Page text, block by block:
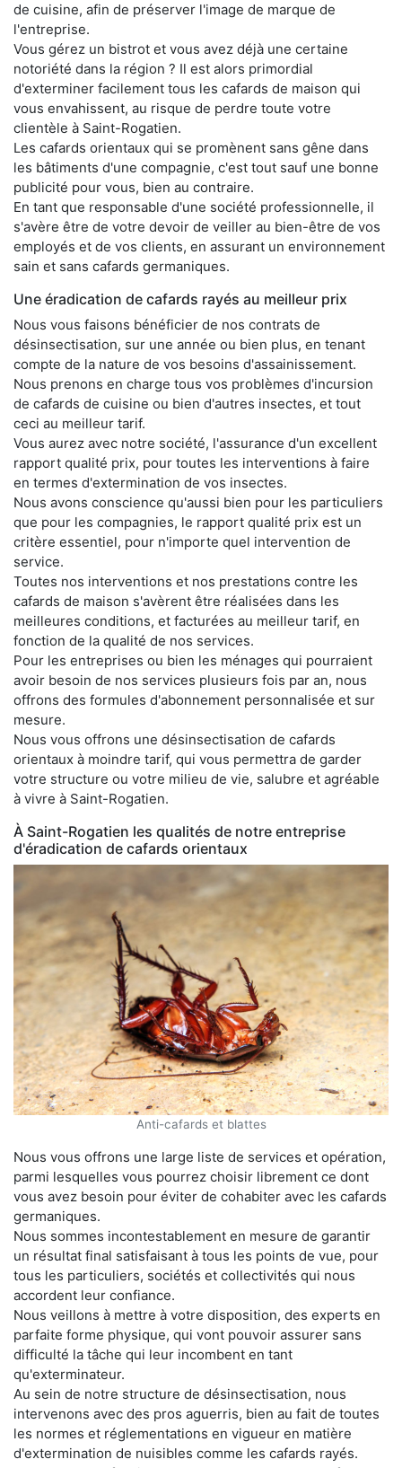
de cuisine, afin de préserver l'image de marque de
l'entreprise.
Vous gérez un bistrot et vous avez déjà une certaine
notoriété dans la région ? Il est alors primordial
d'exterminer facilement tous les cafards de maison qui
vous envahissent, au risque de perdre toute votre
clientèle à Saint-Rogatien.
Les cafards orientaux qui se promènent sans gêne dans
les bâtiments d'une compagnie, c'est tout sauf une bonne
publicité pour vous, bien au contraire.
En tant que responsable d'une société professionnelle, il
s'avère être de votre devoir de veiller au bien-être de vos
employés et de vos clients, en assurant un environnement
sain et sans cafards germaniques.
Une éradication de cafards rayés au meilleur prix
Nous vous faisons bénéficier de nos contrats de
désinsectisation, sur une année ou bien plus, en tenant
compte de la nature de vos besoins d'assainissement.
Nous prenons en charge tous vos problèmes d'incursion
de cafards de cuisine ou bien d'autres insectes, et tout
ceci au meilleur tarif.
Vous aurez avec notre société, l'assurance d'un excellent
rapport qualité prix, pour toutes les interventions à faire
en termes d'extermination de vos insectes.
Nous avons conscience qu'aussi bien pour les particuliers
que pour les compagnies, le rapport qualité prix est un
critère essentiel, pour n'importe quel intervention de
service.
Toutes nos interventions et nos prestations contre les
cafards de maison s'avèrent être réalisées dans les
meilleures conditions, et facturées au meilleur tarif, en
fonction de la qualité de nos services.
Pour les entreprises ou bien les ménages qui pourraient
avoir besoin de nos services plusieurs fois par an, nous
offrons des formules d'abonnement personnalisée et sur
mesure.
Nous vous offrons une désinsectisation de cafards
orientaux à moindre tarif, qui vous permettra de garder
votre structure ou votre milieu de vie, salubre et agréable
à vivre à Saint-Rogatien.
À Saint-Rogatien les qualités de notre entreprise
d'éradication de cafards orientaux
Anti-cafards et blattes
Nous vous offrons une large liste de services et opération,
parmi lesquelles vous pourrez choisir librement ce dont
vous avez besoin pour éviter de cohabiter avec les cafards
germaniques.
Nous sommes incontestablement en mesure de garantir
un résultat final satisfaisant à tous les points de vue, pour
tous les particuliers, sociétés et collectivités qui nous
accordent leur confiance.
Nous veillons à mettre à votre disposition, des experts en
parfaite forme physique, qui vont pouvoir assurer sans
difficulté la tâche qui leur incombent en tant
qu'exterminateur.
Au sein de notre structure de désinsectisation, nous
intervenons avec des pros aguerris, bien au fait de toutes
les normes et réglementations en vigueur en matière
d'extermination de nuisibles comme les cafards rayés.